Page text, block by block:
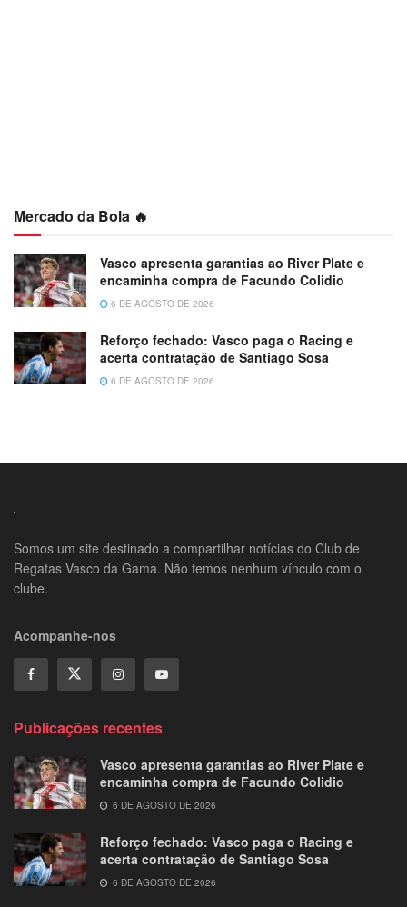
Mercado da Bola 🔥
Vasco apresenta garantias ao River Plate e
encaminha compra de Facundo Colidio
6 DE AGOSTO DE 2026
Reforço fechado: Vasco paga o Racing e
acerta contratação de Santiago Sosa
6 DE AGOSTO DE 2026
Somos um site destinado a compartilhar notícias do Club de
Regatas Vasco da Gama. Não temos nenhum vínculo com o
clube.
Acompanhe-nos
Publicações recentes
Vasco apresenta garantias ao River Plate e
encaminha compra de Facundo Colidio
6 DE AGOSTO DE 2026
Reforço fechado: Vasco paga o Racing e
acerta contratação de Santiago Sosa
6 DE AGOSTO DE 2026